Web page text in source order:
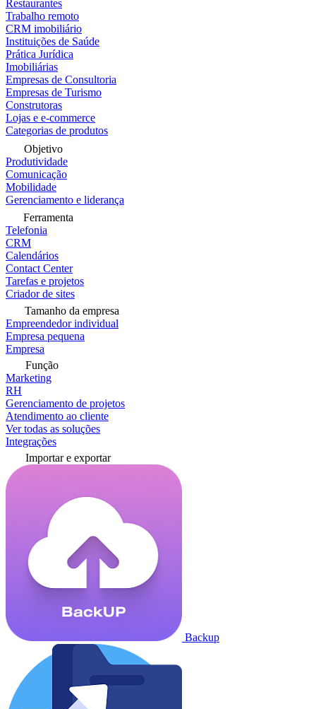
Restaurantes
Trabalho remoto
CRM imobiliário
Instituições de Saúde
Prática Jurídica
Imobiliárias
Empresas de Consultoria
Empresas de Turismo
Construtoras
Lojas e e-commerce
Categorias de produtos
Objetivo
Produtividade
Comunicação
Mobilidade
Gerenciamento e liderança
Ferramenta
Telefonia
CRM
Calendários
Contact Center
Tarefas e projetos
Criador de sites
Tamanho da empresa
Empreendedor individual
Empresa pequena
Empresa
Função
Marketing
RH
Gerenciamento de projetos
Atendimento ao cliente
Ver todas as soluções
Integrações
Importar e exportar
Backup